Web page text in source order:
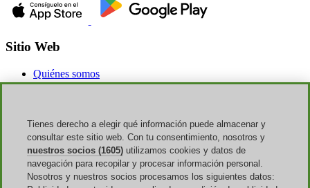
Sitio Web
Quiénes somos
Publicidad
FAQ
T&C
Aviso legal
Transparencia
Equipo Discoup
Noticias
Tienes derecho a elegir qué información puede almacenar y
consultar este sitio web. Con tu consentimiento, nosotros y
nuestros socios (1605) utilizamos cookies y datos de
navegación para recopilar y procesar información personal.
Nosotros y nuestros socios procesamos los siguientes datos: